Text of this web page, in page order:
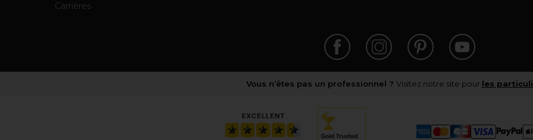
Carrières
Vous n’êtes pas un professionnel ? Visitez notre site pour les